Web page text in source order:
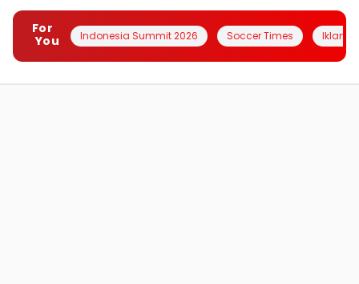
For
You
Indonesia Summit 2026 Soccer Times Iklanin